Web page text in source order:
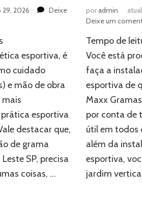
29, 2026
Deixe
esportiva, é
cuidado
e mão de obra
mais
esportiva
destacar que,
de grama
SP, precisa
coisas, …
poradmin
Deixe um
Tempo de
Você está
faça a
esportiva de
Maxx
por conta de
útil em todos
além da
esportiva,
jardim